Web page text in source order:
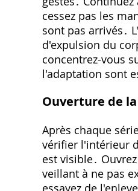
cessez pas les
sont pas arrivés․
d'expulsion du
concentrez-vous
l'adaptation sont
Ouverture de
Après chaque
vérifier l'intérieur
est visible․
veillant à ne pas